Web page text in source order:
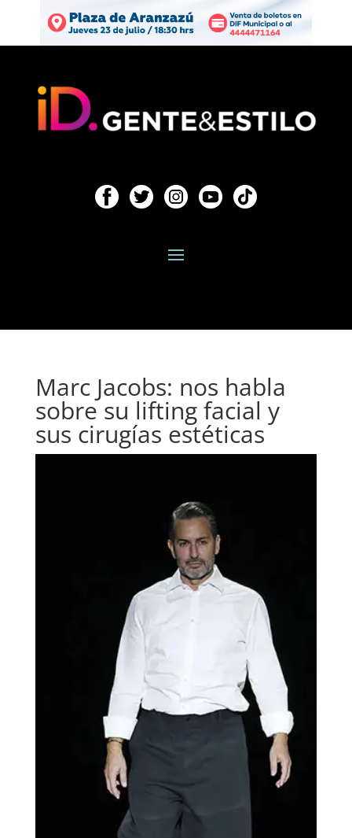
Marc Jacobs: nos habla
sobre su lifting facial y
sus cirugías estéticas